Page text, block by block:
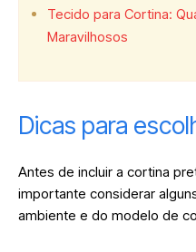
Tecido para Cortina:
Maravilhosos
Dicas para
Antes de incluir a cortina
importante considerar
ambiente e do modelo de